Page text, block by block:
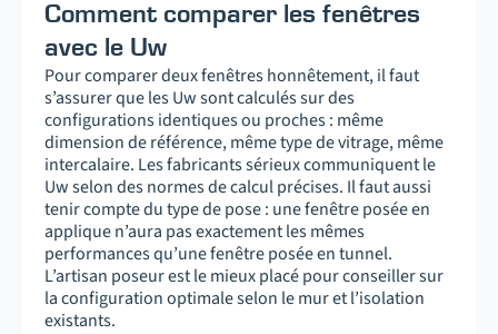
Comment comparer les fenêtres
avec le Uw
Pour comparer deux fenêtres honnêtement, il faut
s’assurer que les Uw sont calculés sur des
configurations identiques ou proches : même
dimension de référence, même type de vitrage, même
intercalaire. Les fabricants sérieux communiquent le
Uw selon des normes de calcul précises. Il faut aussi
tenir compte du type de pose : une fenêtre posée en
applique n’aura pas exactement les mêmes
performances qu’une fenêtre posée en tunnel.
L’artisan poseur est le mieux placé pour conseiller sur
la configuration optimale selon le mur et l’isolation
existants.